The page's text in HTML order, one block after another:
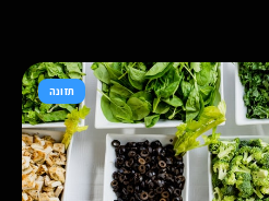
תזונה